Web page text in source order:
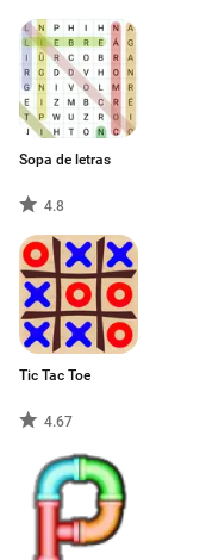
Sopa de letras
4.8
Tic Tac Toe
4.67